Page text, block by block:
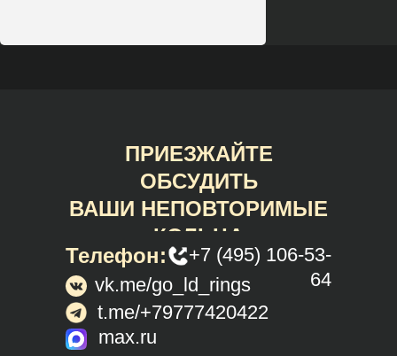
ПРИЕЗЖАЙТЕ
ОБСУДИТЬ
ВАШИ НЕПОВТОРИМЫЕ
КОЛЬЦА
Телефон:
+7 (495) 106-53-
64
vk.me/go_ld_rings
t.me/+79777420422
max.ru